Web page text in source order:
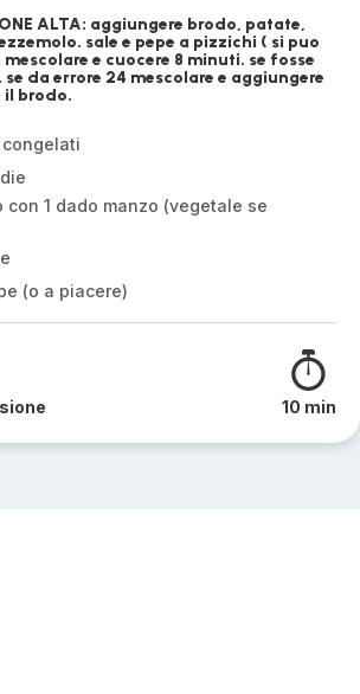
ALTA: aggiungere brodo, patate,
sale e pepe a pizzichi ( si puo
e cuocere 8 minuti. se fosse
da errore 24 mescolare e aggiungere
il brodo.
con 1 dado manzo (vegetale se
(o a piacere)
10 min